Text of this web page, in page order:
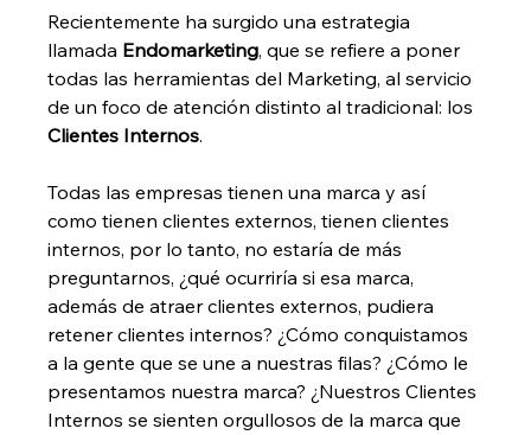
Recientemente ha surgido una estrategia
llamada Endomarketing, que se refiere a poner
todas las herramientas del Marketing, al servicio
de un foco de atención distinto al tradicional: los
Clientes Internos.
Todas las empresas tienen una marca y así
como tienen clientes externos, tienen clientes
internos, por lo tanto, no estaría de más
preguntarnos, ¿qué ocurriría si esa marca,
además de atraer clientes externos, pudiera
retener clientes internos? ¿Cómo conquistamos
a la gente que se une a nuestras filas? ¿Cómo le
presentamos nuestra marca? ¿Nuestros Clientes
Internos se sienten orgullosos de la marca que